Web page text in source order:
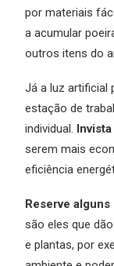
por materiais
a acumular
outros itens do
Já a luz artificial
estação de
individual.
serem mais
eficiência
Reserve
são eles que
e plantas, por